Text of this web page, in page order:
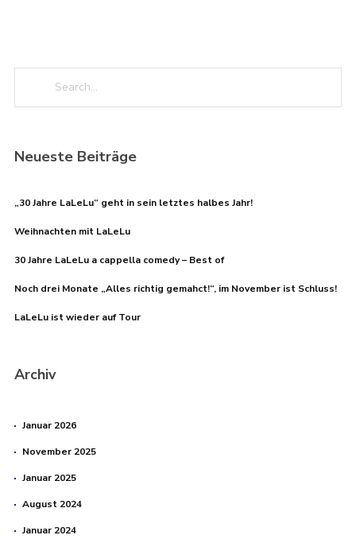
Neueste Beiträge
„30 Jahre LaLeLu“ geht in sein letztes halbes Jahr!
Weihnachten mit LaLeLu
30 Jahre LaLeLu a cappella comedy – Best of
Noch drei Monate „Alles richtig gemahct!“, im November ist Schluss!
LaLeLu ist wieder auf Tour
Archiv
Januar 2026
November 2025
Januar 2025
August 2024
Januar 2024